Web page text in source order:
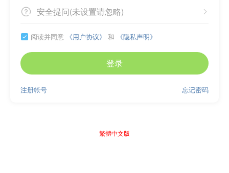
 
安全提问(未设置请忽略)
 阅读并同意 《用户协议》 和 《隐私声明》
登录
忘记密码
注册帐号
繁體中文版